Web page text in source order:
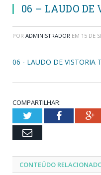
06 – LAUDO DE
POR ADMINISTRADOR EM 15 DE
06 - LAUDO DE VISTORIA
COMPARTILHAR:
TwitterFacebook
Email
CONTEÚDO